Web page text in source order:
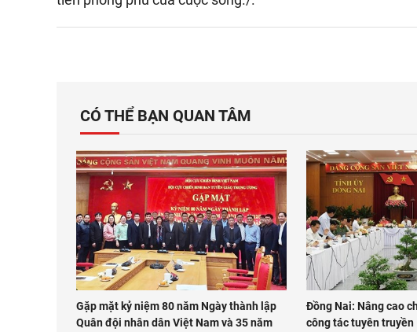
CÓ THỂ BẠN QUAN TÂM
Gặp mặt kỷ niệm 80 năm Ngày thành lập
Quân đội nhân dân Việt Nam và 35 năm
Đồng Nai: Nâng cao
công tác tuyên truyền